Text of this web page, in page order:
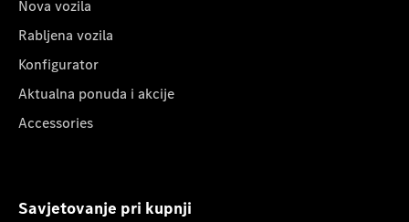
Nova vozila
Rabljena vozila
Konfigurator
Aktualna ponuda i akcije
Accessories
Savjetovanje pri kupnji